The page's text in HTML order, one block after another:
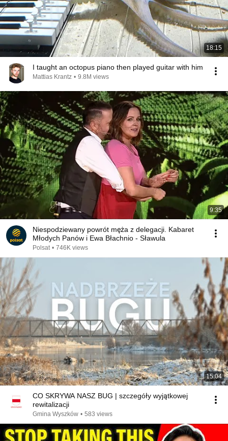
18:15
I taught an octopus piano then played guitar with him
Mattias Krantz • 9.8M views
9:35
Niespodziewany powrót męża z delegacji. Kabaret
Młodych Panów i Ewa Błachnio - Sławula
Polsat • 746K views
15:04
CO SKRYWA NASZ BUG | szczegóły wyjątkowej
rewitalizacji
Gmina Wyszków • 583 views